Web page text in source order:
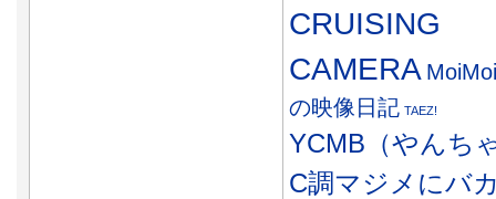
CRUISING
CAMERA
の映像日記 TAEZ!
YCMB（やんち
C調マジメにバ